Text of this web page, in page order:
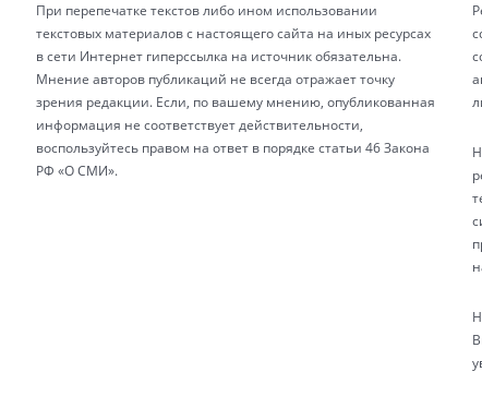
При перепечатке текстов либо ином использовании
текстовых материалов с настоящего сайта на иных ресурсах
в сети Интернет гиперссылка на источник обязательна.
Мнение авторов публикаций не всегда отражает точку
зрения редакции. Если, по вашему мнению, опубликованная
информация не соответствует действительности,
воспользуйтесь правом на ответ в порядке статьи 46 Закона
РФ «О СМИ».